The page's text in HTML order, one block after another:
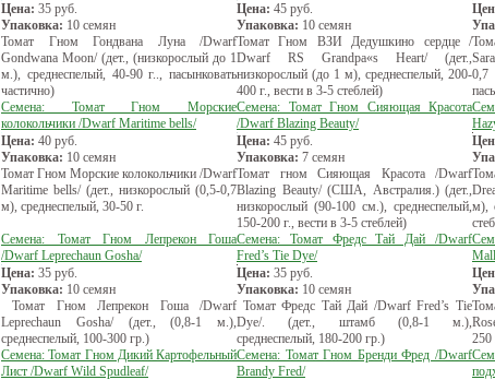
Цена: 35 руб.
Упаковка: 10 семян
Томат Гном Гондвана Луна /Dwarf
Gondwana Moon/ (дет., (низкорослый до 1
м.), среднеспелый, 40-90 г.., пасынковать
частично)
Цена: 45 руб.
Упаковка: 10 семян
Томат Гном ВЗИ Дедушкино сердце /
Dwarf RS Grandpa«s Heart/ (дет.,
низкорослый (до 1 м), среднеспелый, 200-
400 г., вести в 3-5 стеблей)
Семена: Томат Гном Морские
колокольчики /Dwarf Maritime bells/
Цена: 40 руб.
Упаковка: 10 семян
Томат Гном Морские колокольчики /Dwarf
Maritime bells/ (дет., низкорослый (0,5-0,7
м), среднеспелый, 30-50 г.
Семена: Томат Гном Сияющая Красота
/Dwarf Blazing Beauty/
Цена: 45 руб.
Упаковка: 7 семян
Томат гном Сияющая Красота /Dwarf
Blazing Beauty/ (США, Австралия.) (дет.,
низкорослый (90-100 см.), среднеспелый,
150-200 г., вести в 3-5 стеблей)
м),
Семена: Томат Гном Лепрекон Гоша
/Dwarf Leprechaun Gosha/
Цена: 35 руб.
Упаковка: 10 семян
Томат Гном Лепрекон Гоша /Dwarf
Leprechaun Gosha/ (дет., (0,8-1 м.),
среднеспелый, 100-300 гр.)
Семена: Томат Фредс Тай Дай /Dwarf
Fred’s Tie Dye/
Цена: 35 руб.
Упаковка: 10 семян
Томат Фредс Тай Дай /Dwarf Fred’s Tie
Dye/. (дет., штамб (0,8-1 м.),
среднеспелый, 180-200 гр.)
250
Семена: Томат Гном Дикий Картофельный
Лист /Dwarf Wild Spudleaf/
Семена: Томат Гном Бренди Фред /Dwarf
Brandy Fred/